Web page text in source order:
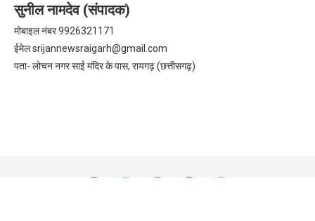
सुनील नामदेव (संपादक)
मोबाइल नंबर 9926321171
ईमेलsrijannewsraigarh@gmail.com
पता- लोचन नगर साई मंदिर के पास, रायगढ़ (छत्तीसगढ़)